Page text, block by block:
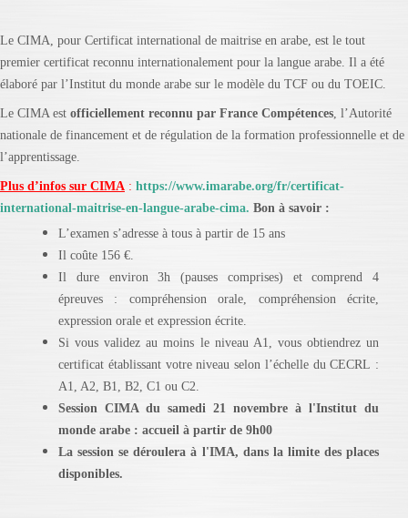
Le CIMA, pour Certificat international de maitrise en arabe, est le tout
premier certificat reconnu internationalement pour la langue arabe. Il a été
élaboré par l’Institut du monde arabe sur le modèle du TCF ou du TOEIC.
Le CIMA est officiellement reconnu par France Compétences , l’Autorité
nationale de financement et de régulation de la formation professionnelle et de
l’apprentissage.
Plus d’infos sur CIMA : https://www.imarabe.org/fr/certificat-
international-maitrise-en-langue-arabe-cima. Bon à savoir :
L’examen s’adresse à tous à partir de 15 ans
Il coûte 156 €.
Il dure environ 3h (pauses comprises) et comprend 4
épreuves : compréhension orale, compréhension écrite,
expression orale et expression écrite.
Si vous validez au moins le niveau A1, vous obtiendrez un
certificat établissant votre niveau selon l’échelle du CECRL :
A1, A2, B1, B2, C1 ou C2.
Session CIMA du samedi 21 novembre à l'Institut du
monde arabe : accueil à partir de 9h00
La session se déroulera à l'IMA, dans la limite des places
disponibles.